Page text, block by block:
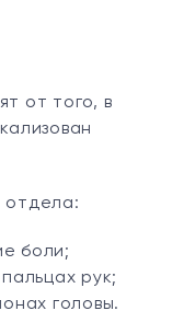
от того, в
отдела:
боли;
рук;
головы.